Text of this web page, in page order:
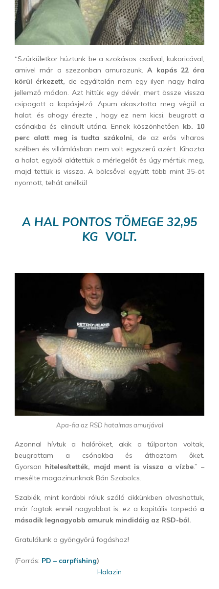
“Szürkületkor húztunk be a szokásos csalival, kukoricával,
amivel már a szezonban amurozunk.A kapás 22 óra
körül érkezett, de egyáltalán nem egy ilyen nagy halra
jellemző módon. Azt hittük egy dévér, mert össze vissza
csipogott a kapásjelző. Apum akasztotta meg végül a
halat, és ahogy érezte , hogy ez nem kicsi, beugrott a
csónakba és elindult utána. Ennek köszönhetően kb. 10
perc alatt meg is tudta szákolni, de az erős viharos
szélben és villámlásban nem volt egyszerű azért. Kihozta
a halat, egyből alátettük a mérlegelőt és úgy mértük meg,
majd tettük is vissza. A bölcsővel együtt több mint 35-öt
nyomott, tehát anélkül
A HAL PONTOS TÖMEGE 32,95
KG VOLT.
Apa-fia az RSD hatalmas amurjával
Azonnal hívtuk a halőröket, akik a túlparton voltak,
beugrottam a csónakba és áthoztam őket.
Gyorsan hitelesítették, majd ment is vissza a vízbe.” –
mesélte magazinunknak Bán Szabolcs.
Szabiék, mint korábbi róluk szóló cikkünkben olvashattuk,
már fogtak ennél nagyobbat is, ez a kapitális torpedó a
második legnagyobb amuruk mindidáig az RSD-ből.
Gratulálunk a gyöngyörű fogáshoz!
(Forrás: PD – carpfishing)
Halazin